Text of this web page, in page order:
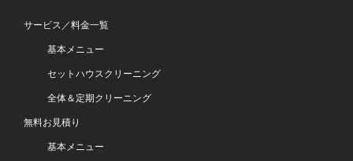
サービス／料金一覧
基本メニュー
セットハウスクリーニング
全体＆定期クリーニング
無料お見積り
基本メニュー